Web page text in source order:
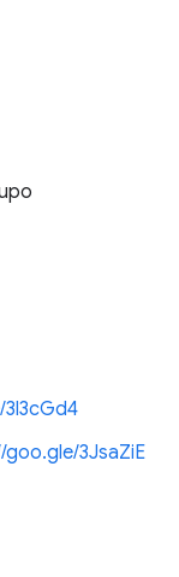
3JsaZiE